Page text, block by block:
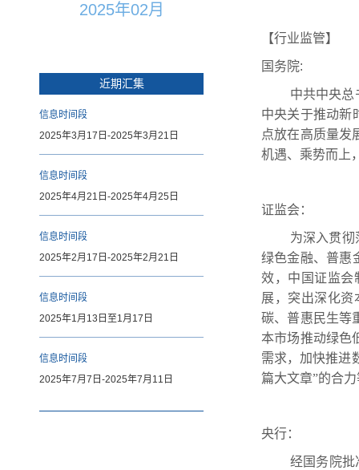
2025年02月
近期汇集
信息时间段
2025年3月17日-2025年3月21日
信息时间段
2025年4月21日-2025年4月25日
信息时间段
2025年2月17日-2025年2月21日
信息时间段
2025年1月13日至1月17日
信息时间段
2025年7月7日-2025年7月11日
【行业监管】
国务院:
中共中央总
中央关于推动新
点放在高质量发
机遇、乘势而上
证监会：
为深入贯彻
绿色金融、普惠
效，中国证监会
展，突出深化资
碳、普惠民生等
本市场推动绿色
需求，加快推进
篇大文章”的合
央行：
经国务院批